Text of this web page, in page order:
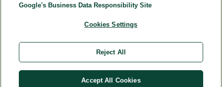
Google's Business Data Responsibility Site
Cookies Settings
Reject All
Accept All Cookies